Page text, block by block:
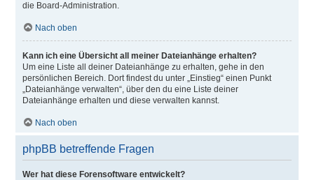
die Board-Administration.
Nach oben
Kann ich eine Übersicht all meiner Dateianhänge erhalten?
Um eine Liste all deiner Dateianhänge zu erhalten, gehe in den
persönlichen Bereich. Dort findest du unter „Einstieg“ einen Punkt
„Dateianhänge verwalten“, über den du eine Liste deiner
Dateianhänge erhalten und diese verwalten kannst.
Nach oben
phpBB betreffende Fragen
Wer hat diese Forensoftware entwickelt?